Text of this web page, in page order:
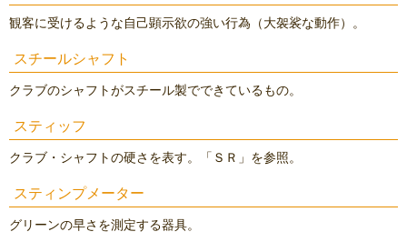
観客に受けるような自己顕示欲の強い行為（大袈裟な動作）。
スチールシャフト
クラブのシャフトがスチール製でできているもの。
スティッフ
クラブ・シャフトの硬さを表す。「ＳＲ」を参照。
スティンプメーター
グリーンの早さを測定する器具。